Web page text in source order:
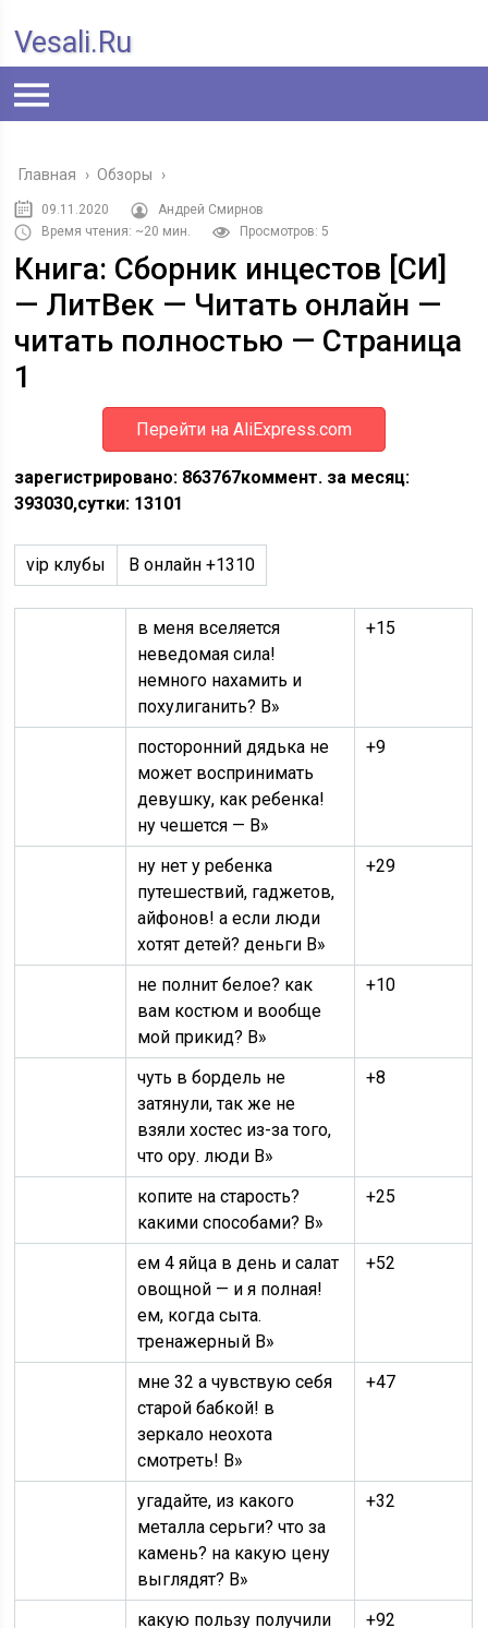
Vesali.ru
Главная › Обзоры ›
09.11.2020
Андрей Смирнов
Время чтения: ~20 мин.
Просмотров: 5
Книга: Сборник инцестов [СИ]
— ЛитВек — Читать онлайн —
читать полностью — Страница
1
Перейти на AliExpress.com
зарегистрировано: 863767коммент. за месяц:
393030,сутки: 13101
vip клубы В онлайн+1310
в меня вселяется
неведомая сила!
немного нахамить и
похулиганить? В»
+15
посторонний дядька не
может воспринимать
девушку, как ребенка!
ну чешется — В»
+9
ну нет у ребенка
путешествий, гаджетов,
айфонов! а если люди
хотят детей? деньги В»
+29
не полнит белое? как
вам костюм и вообще
мой прикид? В»
+10
чуть в бордель не
затянули, так же не
взяли хостес из-за того,
что ору. люди В»
+8
копите на старость?
какими способами? В»
+25
ем 4 яйца в день и салат
овощной — и я полная!
ем, когда сыта.
тренажерный В»
+52
мне 32 а чувствую себя
старой бабкой! в
зеркало неохота
смотреть! В»
+47
угадайте, из какого
металла серьги? что за
камень? на какую цену
выглядят? В»
+32
какую пользу получили
+92